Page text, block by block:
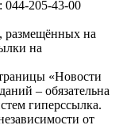
044-205-43-00
размещённых на
на
«Новости
– обязательна
гиперссылка.
от